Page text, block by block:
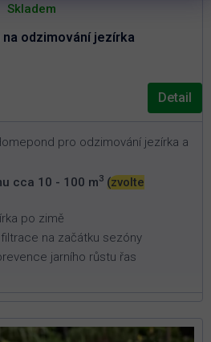
na odzimování jezírka
Skladem
Detail
pro odzimování jezírka a
cca 10 - 100 m3 (zvolte
po zimě
na začátku sezóny
jarního růstu řas